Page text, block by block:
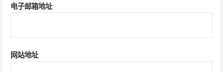
电子邮箱地址
网站地址